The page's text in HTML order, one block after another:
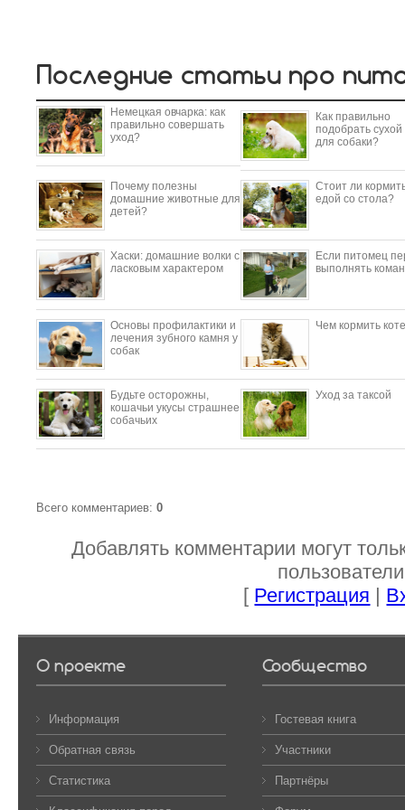
Последние статьи про
Немецкая овчарка: как
правильно совершать
уход?
Как правильно
подобрать сухой
для собаки?
Почему полезны
домашние животные для
детей?
Стоит ли
едой со стола?
​Хаски: домашние волки с
ласковым характером
Если питомец
выполнять
Основы профилактики и
лечения зубного камня у
собак
Чем кормить
Будьте осторожны,
кошачьи укусы страшнее
собачьих
Уход за таксой
Всего комментариев: 0
Добавлять комментарии могут
[ Регистрация |
О проекте
Информация
Обратная связь
Статистика
Сообщество
Гостевая книга
Участники
Партнёры